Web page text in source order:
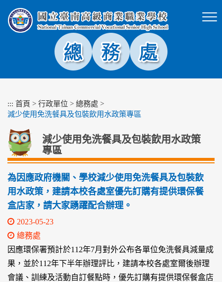
塊
::: 首頁 > 行政單位 > 總務處 >
減少使用免洗餐具及包裝飲用水政策專區
減少使用免洗餐具及包裝飲用水政策
專區
為因應政府機關、學校減少使用免洗餐具及包裝飲
用水政策，建請本校各處室優先訂購有提供環保餐
盒店家，請大家踴躍配合辦理。
2023-05-23
總務處
因應環保署預計於112年7月對外公布各單位免洗餐具減量成
果，並於112年下半年辦理評比，建請本校各處室爾後辦理
會議、訓練及活動自訂餐點時，優先訂購有提供環保餐盒店